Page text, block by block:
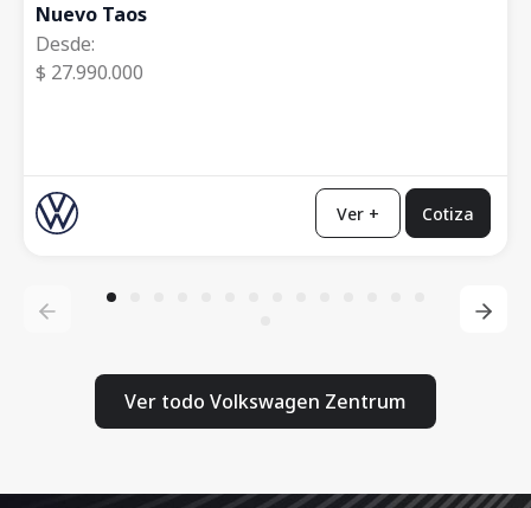
Nuevo Taos
Desde:
$ 27.990.000
Ver + Cotiza
Ver todo Volkswagen Zentrum